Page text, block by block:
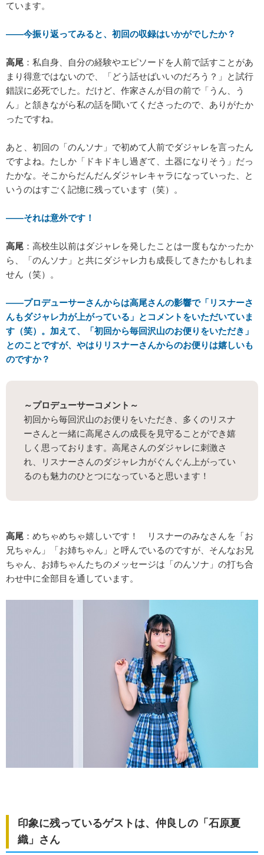
ています。
――今振り返ってみると、初回の収録はいかがでしたか？
高尾 ：私自身、自分の経験やエピソードを人前で話すことがあ
まり得意ではないので、「どう話せばいいのだろう？」と試行
錯誤に必死でした。だけど、作家さんが目の前で「うん、う
ん」と頷きながら私の話を聞いてくださったので、ありがたか
ったですね。
あと、初回の「のんソナ」で初めて人前でダジャレを言ったん
ですよね。たしか「ドキドキし過ぎて、土器になりそう」だっ
たかな。そこからだんだんダジャレキャラになっていった、と
いうのはすごく記憶に残っています（笑）。
――それは意外です！
高尾 ：高校生以前はダジャレを発したことは一度もなかったか
ら、「のんソナ」と共にダジャレ力も成長してきたかもしれま
せん（笑）。
――プロデューサーさんからは高尾さんの影響で「リスナーさ
んもダジャレ力が上がっている」とコメントをいただいていま
す（笑）。加えて、「初回から毎回沢山のお便りをいただき」
とのことですが、やはりリスナーさんからのお便りは嬉しいも
のですか？
～プロデューサーコメント～
初回から毎回沢山のお便りをいただき、多くのリスナ
ーさんと一緒に高尾さんの成長を見守ることができ嬉
しく思っております。高尾さんのダジャレに刺激さ
れ、リスナーさんのダジャレ力がぐんぐん上がってい
るのも魅力のひとつになっていると思います！
高尾 ：めちゃめちゃ嬉しいです！ リスナーのみなさんを「お
兄ちゃん」「お姉ちゃん」と呼んでいるのですが、そんなお兄
ちゃん、お姉ちゃんたちのメッセージは「のんソナ」の打ち合
わせ中に全部目を通しています。
印象に残っているゲストは、仲良しの「石原夏
織」さん